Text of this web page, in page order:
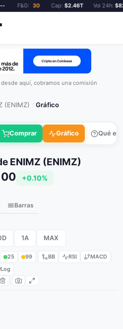
F&G: 30 Cap:$2.46T Vol 24h:
aquí, cobramos una comisión
(ENIMZ) Gráfico
Comprar Gráfico Qué es
ENIMZ (ENIMZ)
+0.10%
Barras
1A MAX
25 99 BB RSI
MACD
Log